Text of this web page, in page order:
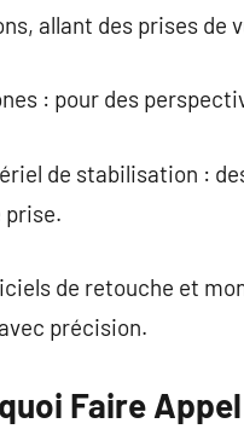
allant des prises de
: pour des
de stabilisation :
prise.
de retouche et
précision.
Faire